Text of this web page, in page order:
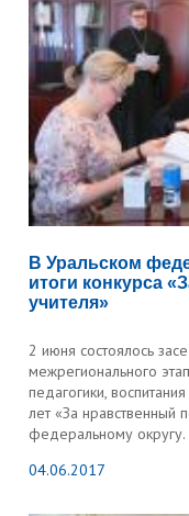
В Уральском
итоги конкурса
учителя»
2 июня состоялось
межрегионального
педагогики,
лет «За нравственный
федеральному округу.
04.06.2017